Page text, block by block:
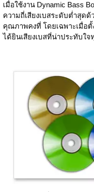
เมื่อใช้งาน Dynamic Bass
ความถี่เสียงเบสระดับต่ำสุดด้
คุณภาพคงที่ โดยเฉพาะเมื่อตั้
ได้ยินเสียงเบสที่น่าประทับใจ